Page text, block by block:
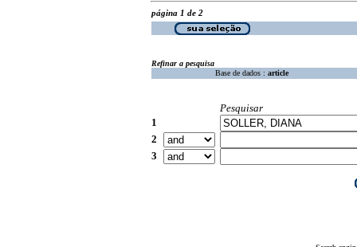
página 1 de 2
Refinar a pesquisa
Base de dados : article
Pesquisar
1
2
3